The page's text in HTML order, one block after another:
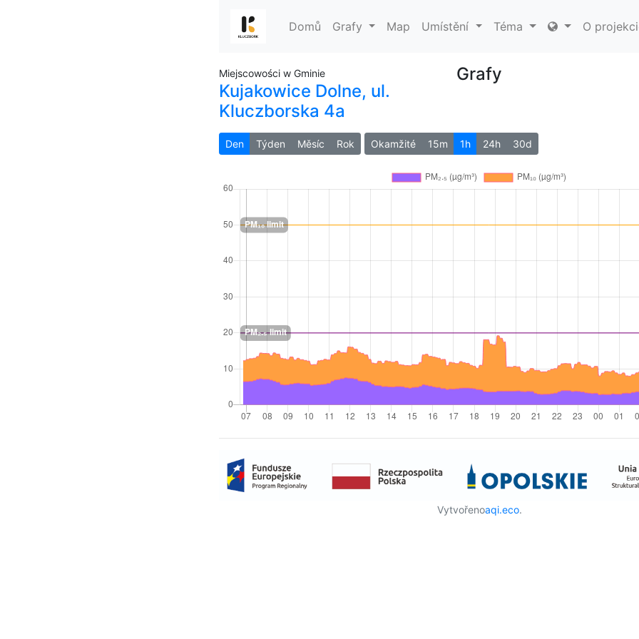
Domů Grafy Map Umístění Téma O
Miejscowości w Gminie
Kujakowice Dolne, ul.
Kluczborska 4a
Grafy
Den Týden Měsíc Rok Okamžité 15m 1h 24h 30d
Vytvořenoaqi.eco.